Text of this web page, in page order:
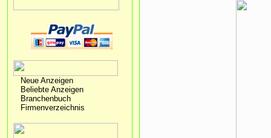
Neue Anzeigen
Beliebte Anzeigen
Branchenbuch
Firmenverzeichnis